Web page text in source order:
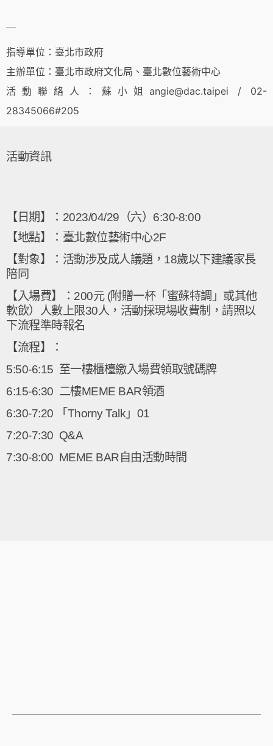
指導單位：臺北市政府
主辦單位：臺北市政府文化局、臺北數位藝術中心
活動聯絡人：蘇小姐angie@dac.taipei / 02-
28345066#205
活動資訊
【日期】：2023/04/29（六）6:30-8:00
【地點】：臺北數位藝術中心2F
【對象】：活動涉及成人議題，18歲以下建議家長
陪同
【入場費】：200元 (附贈一杯「蜜蘇特調」或其他
軟飲）人數上限30人，活動採現場收費制，請照以
下流程準時報名
【流程】：
5:50-6:15 至一樓櫃檯繳入場費領取號碼牌
6:15-6:30 二樓MEME BAR領酒
6:30-7:20 「Thorny Talk」01
7:20-7:30 Q&A
7:30-8:00 MEME BAR自由活動時間